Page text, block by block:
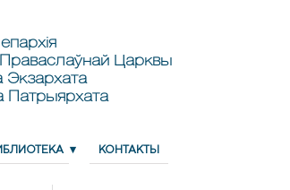
Царквы
Экзархата
Патрыярхата
КОНТАКТЫ